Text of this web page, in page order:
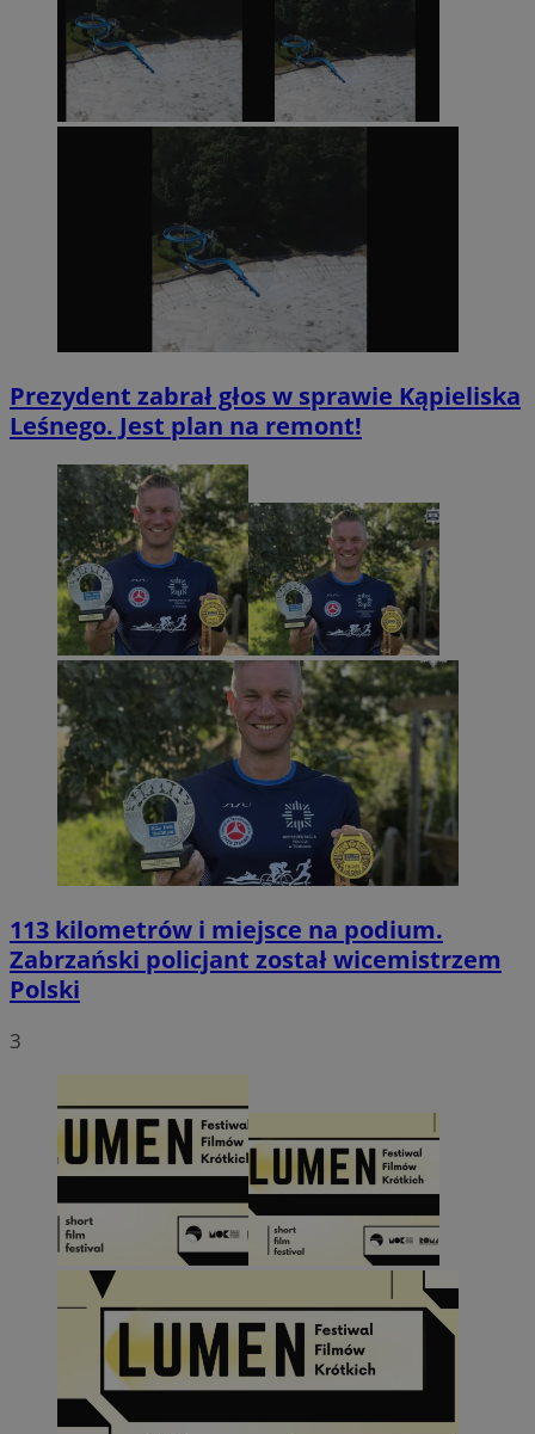
Prezydent zabrał głos w sprawie Kąpieliska
Leśnego. Jest plan na remont!
113 kilometrów i miejsce na podium.
Zabrzański policjant został wicemistrzem
Polski
3